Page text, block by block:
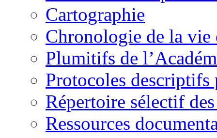
Cartographie
Chronologie de la vie
Plumitifs de
Protocoles descriptifs
Répertoire sélectif
Ressources